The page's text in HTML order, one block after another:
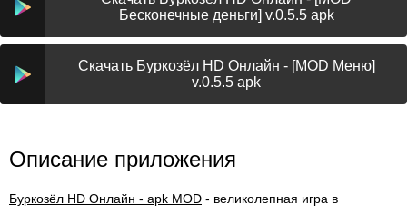
Бесконечные деньги] v.0.5.5 apk
Скачать Буркозёл HD Онлайн - [MOD Меню]
v.0.5.5 apk
Описание приложения
Буркозёл HD Онлайн - apk MOD - великолепная игра в